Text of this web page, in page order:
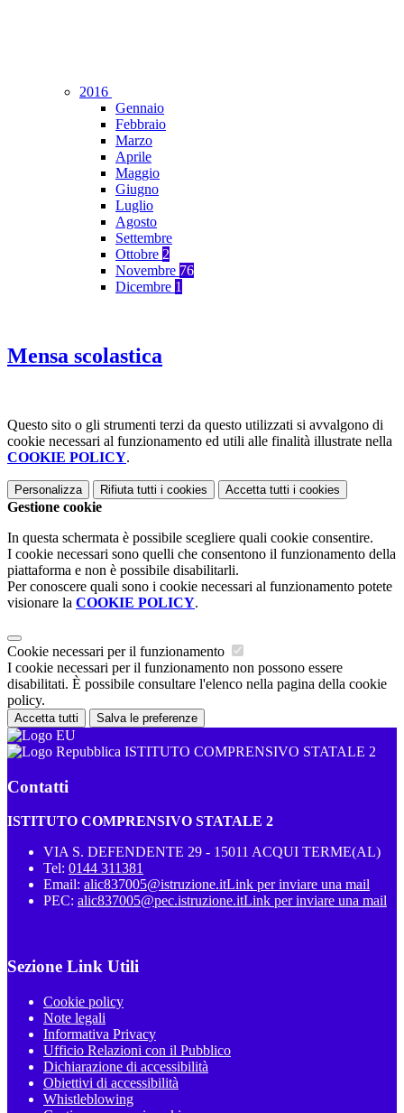
2016
Gennaio
Febbraio
Marzo
Aprile
Maggio
Giugno
Luglio
Agosto
Settembre
Ottobre 2
Novembre 76
Dicembre 1
Mensa scolastica
Questo sito o gli strumenti terzi da questo utilizzati si avvalgono di
cookie necessari al funzionamento ed utili alle finalità illustrate nella
COOKIE POLICY.
Personalizza Rifiuta tutti i cookies Accetta tutti i cookies
Gestione cookie
In questa schermata è possibile scegliere quali cookie consentire.
I cookie necessari sono quelli che consentono il funzionamento della
piattaforma e non è possibile disabilitarli.
Per conoscere quali sono i cookie necessari al funzionamento potete
visionare la COOKIE POLICY.
Cookie necessari per il funzionamento
I cookie necessari per il funzionamento non possono essere
disabilitati. È possibile consultare l'elenco nella pagina della cookie
policy.
Accetta tutti Salva le preferenze
ISTITUTO COMPRENSIVO STATALE 2
Contatti
ISTITUTO COMPRENSIVO STATALE 2
VIA S. DEFENDENTE 29 - 15011 ACQUI TERME(AL)
Tel: 0144 311381
Email: alic837005@istruzione.itLink per inviare una mail
PEC: alic837005@pec.istruzione.itLink per inviare una mail
Sezione Link Utili
Cookie policy
Note legali
Informativa Privacy
Ufficio Relazioni con il Pubblico
Dichiarazione di accessibilità
Obiettivi di accessibilità
Whistleblowing